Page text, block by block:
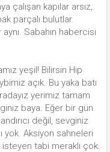
çalışan kapılar arsız,
parçalı bulutlar.
aynı. Sabahın habercisi
yeşil! Bilirsin Hip
açık. Bu yaka batı
yerimiz tamam
baya. Eğer bir gün
değil, sevginiz
yok. Aksiyon sahneleri
tabi meraklı çok.